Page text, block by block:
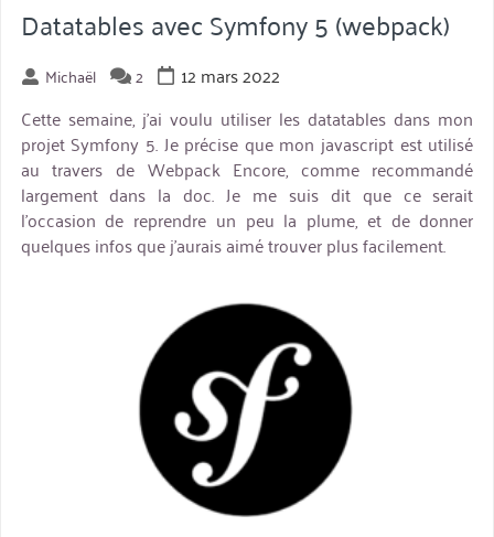
Datatables avec Symfony 5 (webpack)
Michaël 2
12 mars 2022
Cette semaine, j’ai voulu utiliser les datatables dans mon
projet Symfony 5. Je précise que mon javascript est utilisé
au travers de Webpack Encore, comme recommandé
largement dans la doc. Je me suis dit que ce serait
l’occasion de reprendre un peu la plume, et de donner
quelques infos que j’aurais aimé trouver plus facilement.